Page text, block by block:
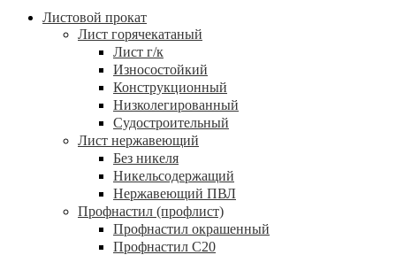
Листовой прокат
Лист горячекатаный
Лист г/к
Износостойкий
Конструкционный
Низколегированный
Судостроительный
Лист нержавеющий
Без никеля
Никельсодержащий
Нержавеющий ПВЛ
Профнастил (профлист)
Профнастил окрашенный
Профнастил С20